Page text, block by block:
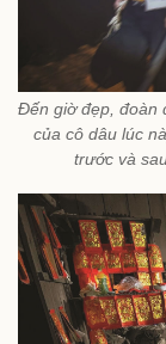
Đến giờ đẹp, đoàn
của cô dâu lúc
trước và